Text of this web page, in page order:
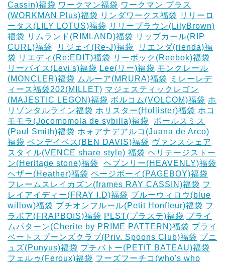
Cassin)福袋 ワークマン福袋 ワークマン プラス
(WORKMAN Plus)福袋 リンダワークス福袋 リリーロ
ータス(LILY LOTUS)福袋 リリーブラウン(LilyBrown)
福袋 リムランド(RIMLAND)福袋 リップカール(RIP
CURL)福袋
リジェイ(Re-J)福袋
リエンダ(rienda)福
袋 リエディ(Re:EDIT)福袋 リーボック(Reebok)福袋
リーバイス(Levi's)福袋 Lee(リー)福袋 モンクレール
(MONCLER)福袋 ムルーア(MRURA)福袋
ミレーレデ
ィース福袋202(MILLET) マジェスティックレゴン
(MAJESTIC LEGON)福袋 ボルコム(VOLCOM)福袋 ホ
リゾンタルライン福袋 ホリスター(Hollister)福袋 ホコ
モモラ(Jocomomola de sybilla)福袋
ポールスミス
(Paul Smith)福袋 ホォアナデアルコ(Juana de Arco)
福袋 ベンデイベス(BEN DAVIS)福袋 ヴァンスシェア
スタイル(VENCE share style) 福袋 ヘリテージストー
ン(Heritage stone)福袋
ヘブンリー(HEAVENLY)福袋
ヘザー(Heather)福袋 ページボーイ(PAGEBOY)福袋
フレームスレイカズン(frames RAY CASSIN)福袋 フ
レイアイディー(FRAY I.D)福袋 ブルーウィロウ(blue
willow)福袋 プチオンフルール(Petit Honfleur)福袋 フ
ラボア(FRAPBOIS)福袋 PLST(プラステ)福袋 プライ
ムパターン(Cherite by PRIME PATTERN)福袋 プライ
ベートスプーンズクラブ(Priv. Spoons Club)福袋 プニ
ュズ(Punyus)福袋 プチバトー(PETIT BATEAU)福袋
フェルゥ(Feroux)福袋 フーズフーチコ(who's who